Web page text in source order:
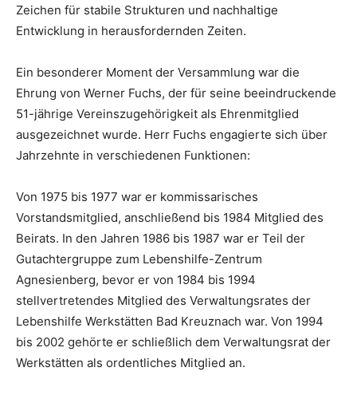
Zeichen für stabile Strukturen und nachhaltige
Entwicklung in herausfordernden Zeiten.
Ein besonderer Moment der Versammlung war die
Ehrung von Werner Fuchs, der für seine beeindruckende
51-jährige Vereinszugehörigkeit als Ehrenmitglied
ausgezeichnet wurde. Herr Fuchs engagierte sich über
Jahrzehnte in verschiedenen Funktionen:
Von 1975 bis 1977 war er kommissarisches
Vorstandsmitglied, anschließend bis 1984 Mitglied des
Beirats. In den Jahren 1986 bis 1987 war er Teil der
Gutachtergruppe zum Lebenshilfe-Zentrum
Agnesienberg, bevor er von 1984 bis 1994
stellvertretendes Mitglied des Verwaltungsrates der
Lebenshilfe Werkstätten Bad Kreuznach war. Von 1994
bis 2002 gehörte er schließlich dem Verwaltungsrat der
Werkstätten als ordentliches Mitglied an.